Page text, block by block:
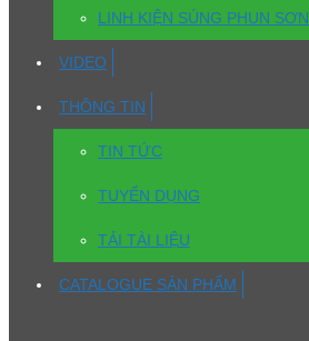
LINH KIỆN SÚNG PHUN SƠN
VIDEO
THÔNG TIN
TIN TỨC
TUYỂN DỤNG
TẢI TÀI LIỆU
CATALOGUE SẢN PHẨM